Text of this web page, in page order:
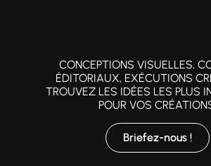
CONCEPTIONS VISUELLES,
ÉDITORIAUX, EXÉCUTIONS
TROUVEZ LES IDÉES LES PLUS
POUR VOS
Briefez-nous !